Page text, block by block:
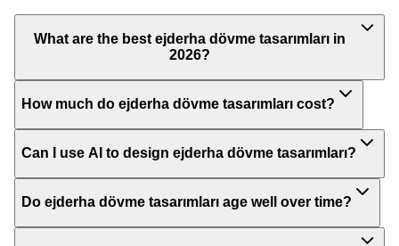
What are the best ejderha dövme tasarımları in
2026?
How much do ejderha dövme tasarımları cost?
Can I use AI to design ejderha dövme tasarımları?
Do ejderha dövme tasarımları age well over time?